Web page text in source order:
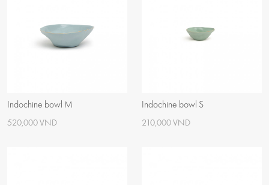
Indochine bowl M
520,000 VND
Indochine bowl S
210,000 VND